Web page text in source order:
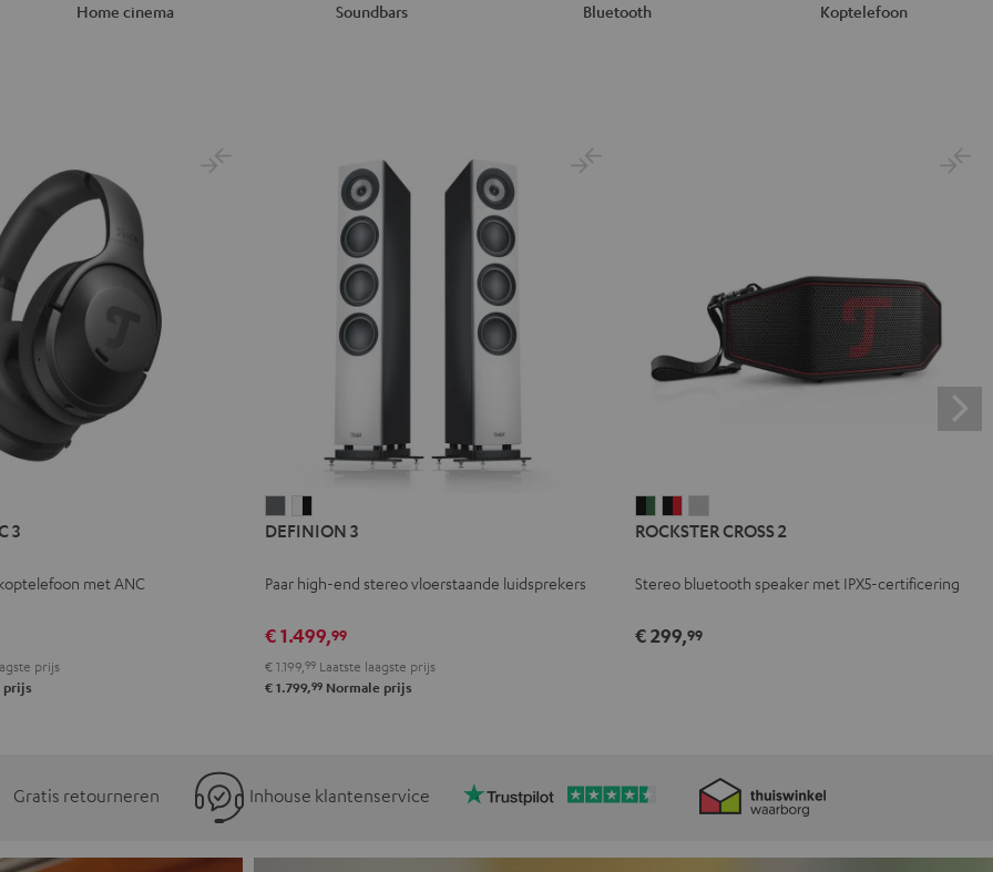
Home cinema Soundbars Bluetooth Koptelefoon
3
met ANC
prijs
prijs
3
3
DEFINION 3
Paar high-end stereo vloerstaande luidsprekers
€ 1.499,99
€ 1.199, 99 Laatste laagste prijs
€ 1.799,99 Normale prijs
CROSS
Black
Green
CROSS
Zwart
Rood
CROSS
Light
ROCKSTER CROSS 2
Stereo bluetooth speaker met IPX5-certificering
€ 299,99
Gratis retourneren Inhouse klantenservice